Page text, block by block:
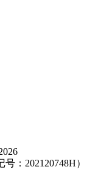
：202120748H）